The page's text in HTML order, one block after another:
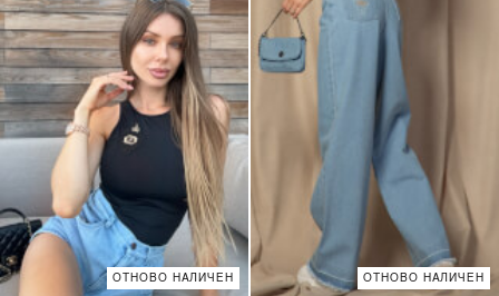
ОТНОВО НАЛИЧЕН ОТНОВО НАЛИЧЕН